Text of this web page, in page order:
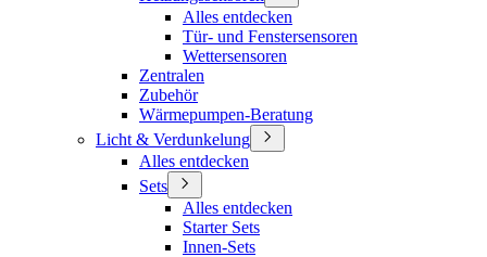
Alles entdecken
Tür- und Fenstersensoren
Wettersensoren
Zentralen
Zubehör
Wärmepumpen-Beratung
Licht & Verdunkelung
Alles entdecken
Sets
Alles entdecken
Starter Sets
Innen-Sets